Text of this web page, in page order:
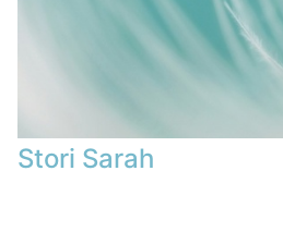
Stori Sarah